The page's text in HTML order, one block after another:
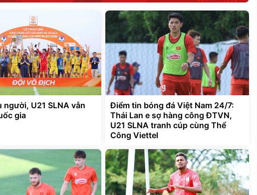
người, U21 SLNA vẫn
gia
Điểm tin bóng đá Việt Nam 24/7:
Thái Lan e sợ hàng công ĐTVN,
U21 SLNA tranh cúp cùng Thể
Công Viettel